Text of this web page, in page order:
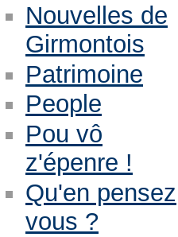
Nouvelles de
Girmontois
Patrimoine
People
Pou vô
z'épenre !
Qu'en pensez
vous ?